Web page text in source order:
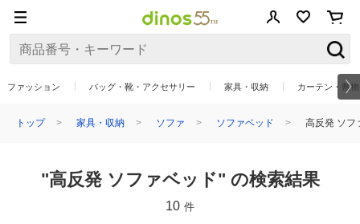
ファッション バッグ・靴・アクセサリー 家具・収納 カーテン・敷
トップ 家具・収納 ソファ ソファベッド 高反発 ソフ
"高反発 ソファベッド" の検索結果
10 件